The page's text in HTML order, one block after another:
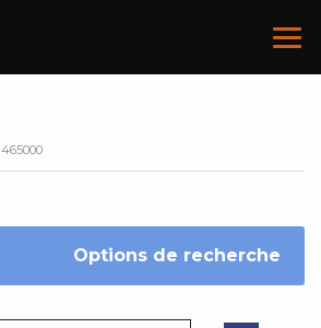
465000
Options de recherche